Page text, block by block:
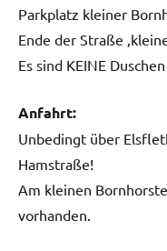
Parkplatz kleiner
Ende der Straße
Es sind KEINE
Anfahrt:
Unbedingt über
Hamstraße!
Am kleinen
vorhanden.